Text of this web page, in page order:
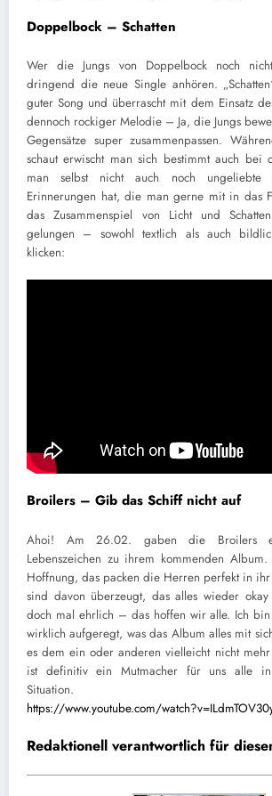
Doppelbock – Schatten
Wer die Jungs von Doppelbock noch
dringend die neue Single anhören.
guter Song und überrascht mit dem Einsatz
dennoch rockiger Melodie – Ja, die Jungs
Gegensätze super zusammenpassen.
schaut erwischt man sich bestimmt auch bei
man selbst nicht auch noch ungeliebte
Erinnerungen hat, die man gerne mit in das
das Zusammenspiel von Licht und
gelungen – sowohl textlich als auch
klicken:
Broilers – Gib das Schiff nicht auf
Ahoi! Am 26.02. gaben die Broilers
Lebenszeichen zu ihrem kommenden
Hoffnung, das packen die Herren perfekt in
sind davon überzeugt, das alles wieder
doch mal ehrlich – das hoffen wir alle. Ich
wirklich aufgeregt, was das Album alles mit
es dem ein oder anderen vielleicht nicht
ist definitiv ein Mutmacher für uns alle in
Situation.
https://www.youtube.com/
Redaktionell verantwortlich für